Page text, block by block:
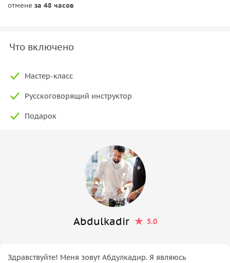
отмене за 48 часов
Что включено
Мастер-класс
Русскоговорящий инструктор
Подарок
Abdulkadir 5.0
Здравствуйте! Меня зовут Абдулкадир. Я являюсь